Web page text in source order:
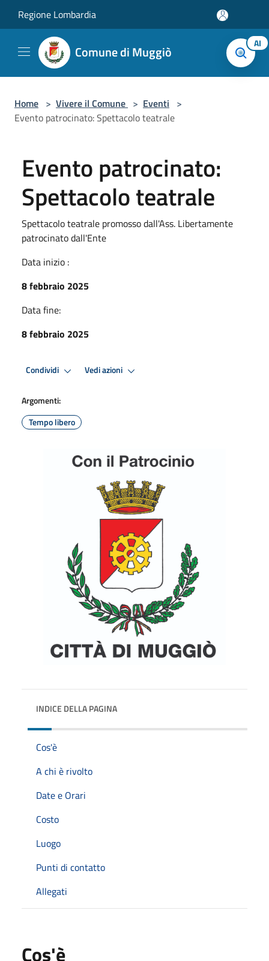
Regione Lombardia
Comune di Muggiò AI
Home > Vivere il Comune > Eventi >
Evento patrocinato: Spettacolo teatrale
Evento patrocinato:
Spettacolo teatrale
Spettacolo teatrale promosso dall'Ass. Libertamente
patrocinato dall'Ente
Data inizio :
8 febbraio 2025
Data fine:
8 febbraio 2025
Condividi Vedi azioni
Argomenti:
Tempo libero
INDICE DELLA PAGINA
Cos'è
A chi è rivolto
Date e Orari
Costo
Luogo
Punti di contatto
Allegati
Cos'è